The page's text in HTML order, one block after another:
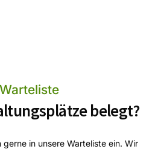
belegt?
gerne in unsere Warteliste ein. Wir
Warteliste